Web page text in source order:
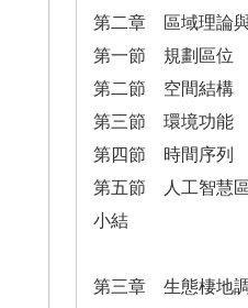
第二章 區域理論
第一節 規劃區位
第二節 空間結構
第三節 環境功能
第四節 時間序列
第五節 人工智慧
小結
第三章 生態棲地